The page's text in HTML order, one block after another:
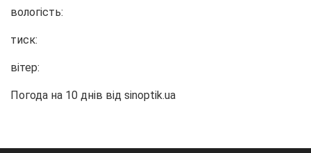
вологість:
тиск:
вітер:
Погода на 10 днів від sinoptik.ua